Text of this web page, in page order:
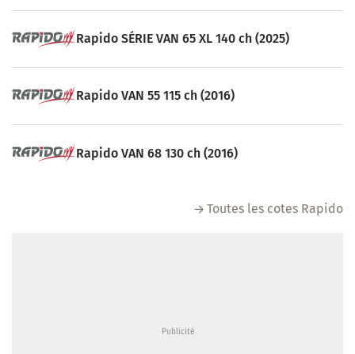
Rapido SÉRIE VAN 65 XL 140 ch (2025)
Rapido VAN 55 115 ch (2016)
Rapido VAN 68 130 ch (2016)
Toutes les cotes Rapido